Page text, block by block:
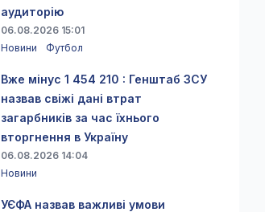
аудиторію
06.08.2026 15:01
Новини
Футбол
Вже мінус 1 454 210 : Генштаб ЗСУ
назвав свіжі дані втрат
загарбників за час їхнього
вторгнення в Україну
06.08.2026 14:04
Новини
УЄФА назвав важливі умови